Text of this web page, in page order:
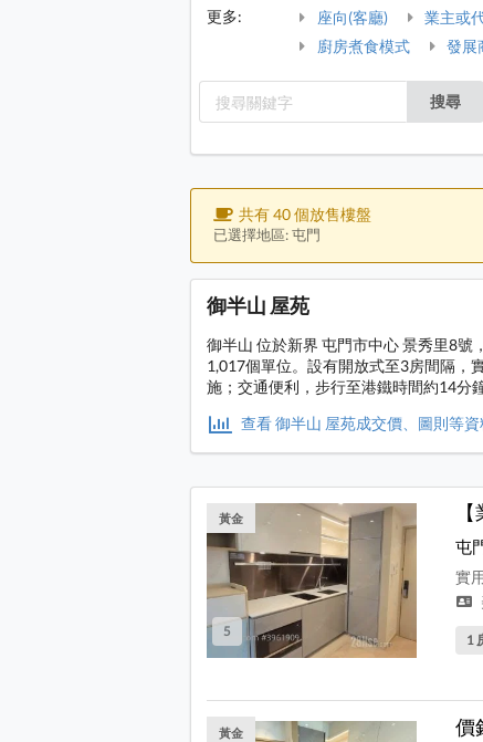
更多:
座向(客廳) 業主或
廚房煮食模式
發展
搜尋
共有 40 個放售樓盤
已選擇地區: 屯門
御半山 屋苑
御半山 位於新界 屯門市中心 景秀里8
1,017個單位。設有開放式至3房間隔，
施；交通便利，步行至港鐵時間約14分
查看 御半山 屋苑成交價、圖則等資
5
黃金
屯
實
1
黃金 價